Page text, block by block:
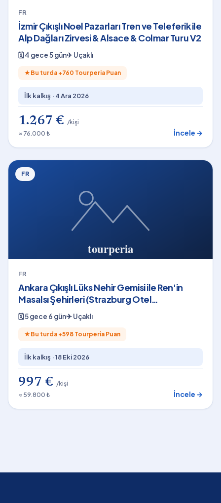
FR
İzmir Çıkışlı Noel Pazarları Tren ve Teleferik ile
Alp Dağları Zirvesi & Alsace & Colmar Turu V2
🗓4 gece 5 gün✈Uçaklı
★ Bu turda +760 Tourperia Puan
İlk kalkış · 4 Ara 2026
1.267 € /kişi
≈ 76.000 ₺
İncele →
FR
FR
Ankara Çıkışlı Lüks Nehir Gemisi ile Ren'in
Masalsı Şehirleri (Strazburg Otel
Konaklamalı)
🗓5 gece 6 gün✈Uçaklı
★ Bu turda +598 Tourperia Puan
İlk kalkış ·18 Eki 2026
997 € /kişi
≈ 59.800 ₺
İncele →